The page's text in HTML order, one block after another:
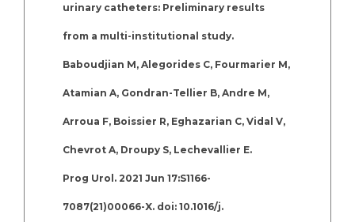
urinary catheters: Preliminary results
from a multi-institutional study.
Baboudjian M, Alegorides C, Fourmarier M,
Atamian A, Gondran-Tellier B, Andre M,
Arroua F, Boissier R, Eghazarian C, Vidal V,
Chevrot A, Droupy S, Lechevallier E.
Prog Urol. 2021 Jun 17:S1166-
7087(21)00066-X. doi: 10.1016/j.